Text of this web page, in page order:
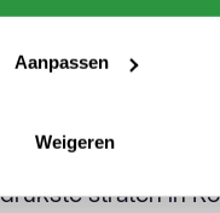
Aanpassen
Weigeren
straten in